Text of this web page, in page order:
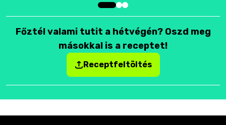
Főztél valami tutit a hétvégén? Oszd meg
másokkal is a receptet!
Receptfeltöltés